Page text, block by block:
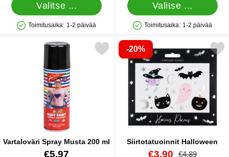
Valitse ...
Saatavuus: Varastossa
Toimitusaika: 1-2 päivää
Valitse ...
Saatavuus: Varastossa
Toimitusaika: 1-2 päivää
Vartaloväri Spray Musta 200 ml
Tuote.nro 83101
€5.97
Merkitse vartaloväri Spray Musta 200 ml suosikiksi
-20%
Siirtotatuoinnit Halloween
Tuote.nro 39109
uusi hinta
€3.90 vanha hinta
€4.89
Merkitse siirtotatuoinnit